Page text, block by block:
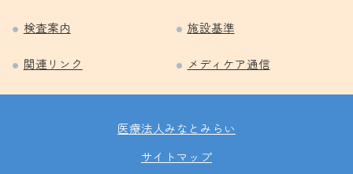
検査案内 施設基準
関連リンク メディケア通信
医療法人みなとみらい
サイトマップ